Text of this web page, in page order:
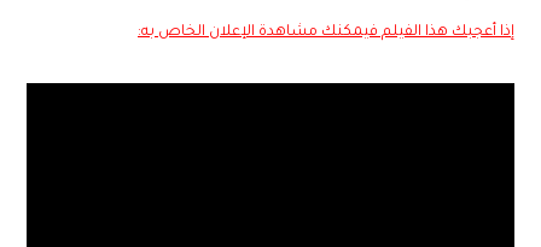
إذا أعجبك هذا الفيلم فيمكنك مشاهدة الإعلان الخاص به: